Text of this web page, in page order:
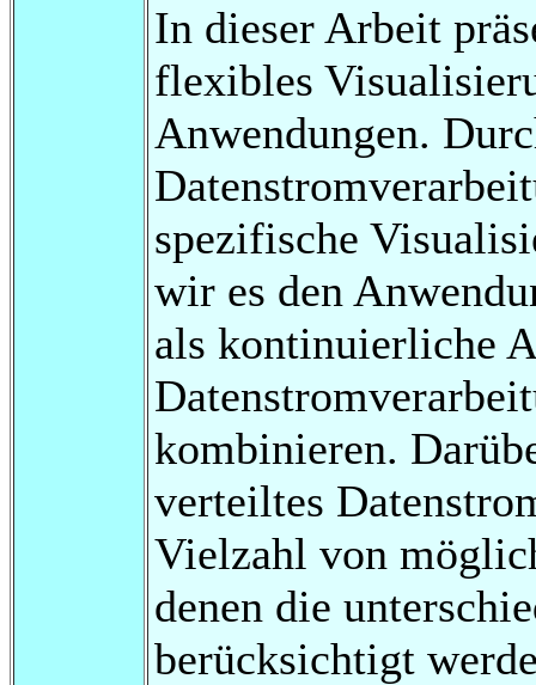
In dieser Arbeit
flexibles
Anwendungen.
spezifische
wir es den
als kontinuierliche
kombinieren.
verteiltes
Vielzahl von
denen die
berücksichtigt